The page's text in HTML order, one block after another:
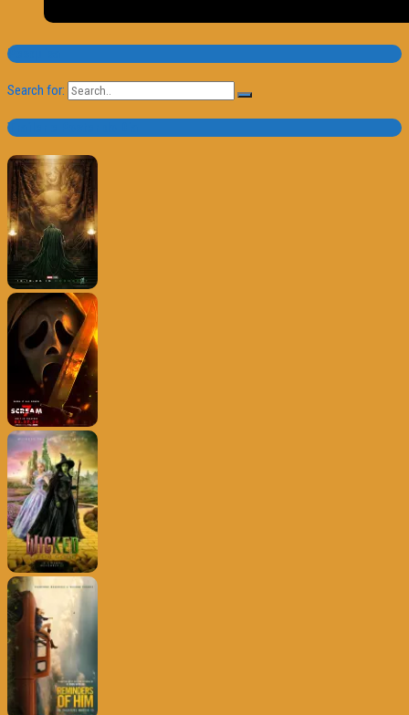
Pesquisa
Search for:
Trailer e Poster do Dia